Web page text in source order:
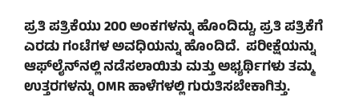
ಪ್ರತಿ ಪತ್ರಿಕೆಯು 200 ಅಂಕಗಳನ್ನು ಹೊಂದಿದ್ದು, ಪ್ರತಿ ಪತ್ರಿಕೆಗೆ
ಎರಡು ಗಂಟೆಗಳ ಅವಧಿಯನ್ನು ಹೊಂದಿದೆ. ಪರೀಕ್ಷೆಯನ್ನು
ಆಫ್‌ಲೈನ್‌ನಲ್ಲಿ ನಡೆಸಲಾಯಿತು ಮತ್ತು ಅಭ್ಯರ್ಥಿಗಳು ತಮ್ಮ
ಉತ್ತರಗಳನ್ನು OMR ಹಾಳೆಗಳಲ್ಲಿ ಗುರುತಿಸಬೇಕಾಗಿತ್ತು.